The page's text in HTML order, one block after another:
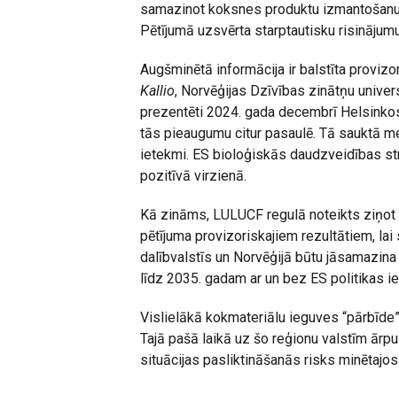
samazinot koksnes produktu
Pētījumā uzsvērta starptautisku
Augšminētā informācija ir balstīta
Kallio, Norvēģijas Dzīvības zinātņu
prezentēti 2024. gada decembrī
tās pieaugumu citur pasaulē. Tā sauktā
ietekmi. ES bioloģiskās daudzveidības
pozitīvā virzienā.
Kā zināms, LULUCF regulā noteikts
pētījuma provizoriskajiem rezultātiem,
dalībvalstīs un Norvēģijā būtu
līdz 2035. gadam ar un bez ES politikas
Vislielākā kokmateriālu ieguves
Tajā pašā laikā uz šo reģionu valstīm
situācijas pasliktināšanās risks